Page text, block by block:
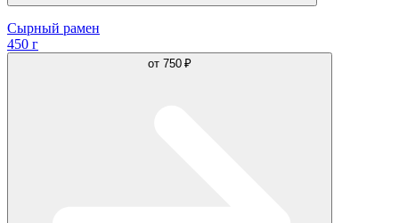
Сырный рамен
450 г
от 750 ₽